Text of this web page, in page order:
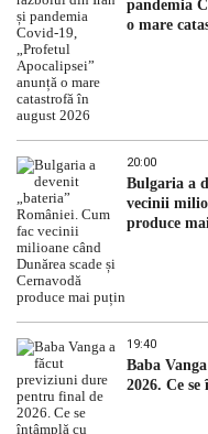
pandemia
o mare
20:00
Bulgaria a
vecinii
produce
19:40
Baba
2026. Ce